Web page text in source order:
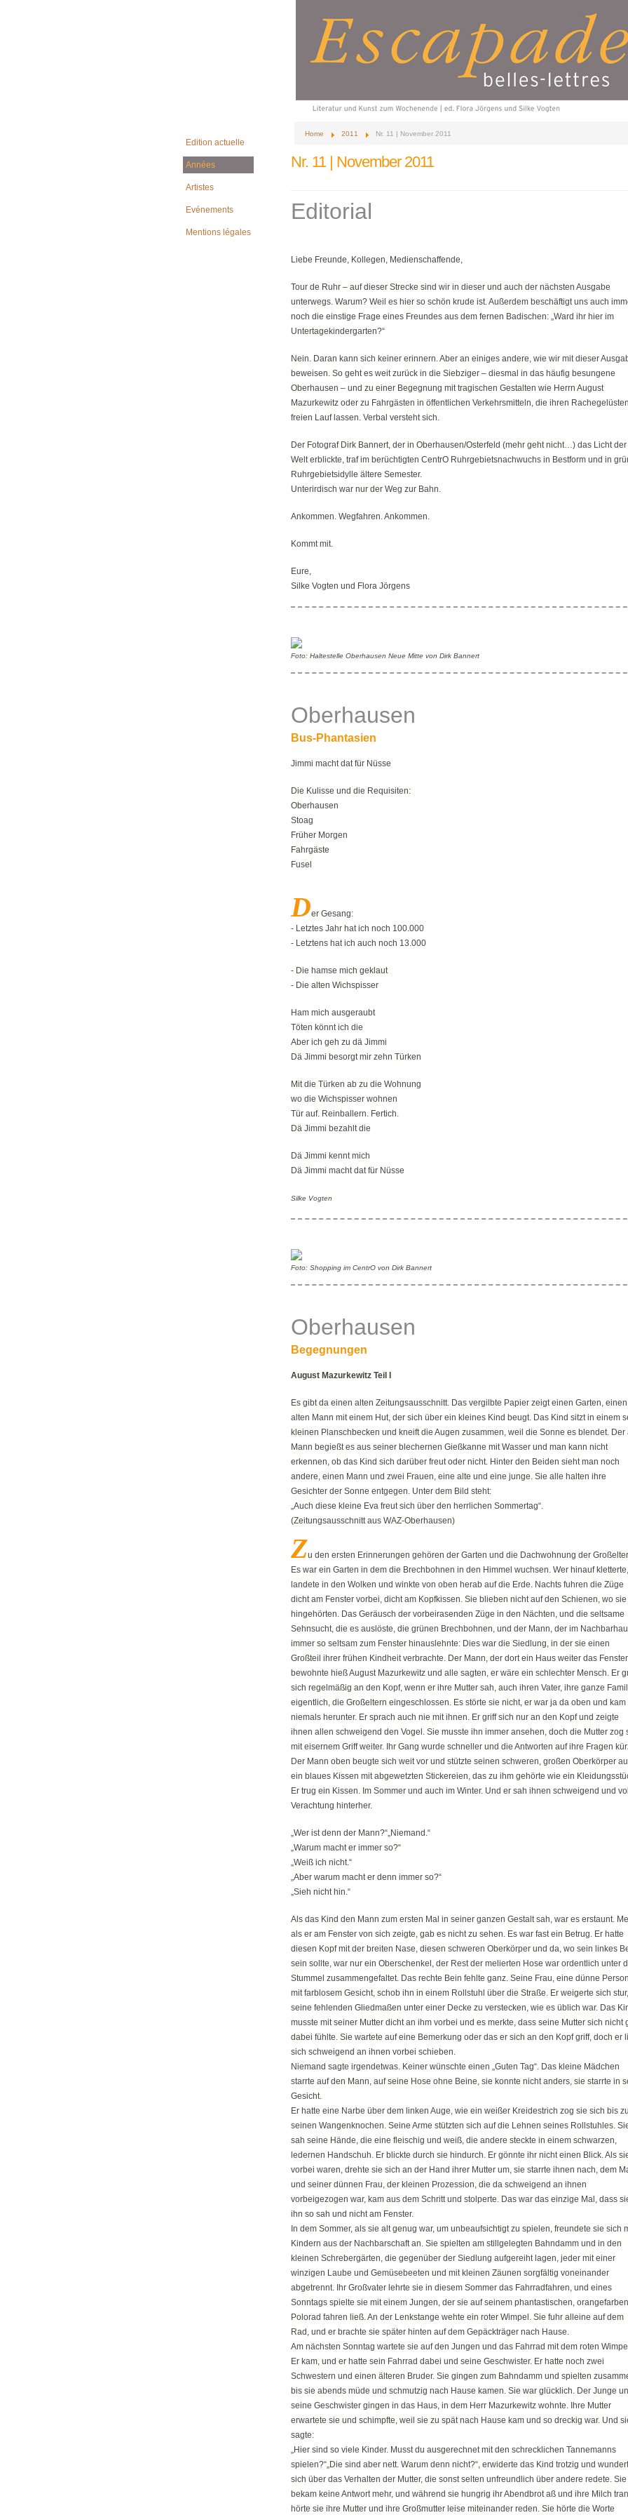
Home 2011 Nr. 11 | November 2011
Edition actuelle
Années
Artistes
Evénements
Mentions légales
Nr. 11 | November 2011
Editorial
Liebe Freunde, Kollegen, Medienschaffende,
Tour de Ruhr – auf dieser Strecke sind wir in dieser und auch der nächsten Ausgabe
unterwegs. Warum? Weil es hier so schön krude ist. Außerdem beschäftigt uns auch
noch die einstige Frage eines Freundes aus dem fernen Badischen: „Ward ihr hier im
Untertagekindergarten?“
Nein. Daran kann sich keiner erinnern. Aber an einiges andere, wie wir mit dieser
beweisen. So geht es weit zurück in die Siebziger – diesmal in das häufig besungene
Oberhausen – und zu einer Begegnung mit tragischen Gestalten wie Herrn August
Mazurkewitz oder zu Fahrgästen in öffentlichen Verkehrsmitteln, die ihren Rachegelüsten
freien Lauf lassen. Verbal versteht sich.
Der Fotograf Dirk Bannert, der in Oberhausen/Osterfeld (mehr geht nicht…) das Licht der
Welt erblickte, traf im berüchtigten CentrO Ruhrgebietsnachwuchs in Bestform und in
Ruhrgebietsidylle ältere Semester.
Unterirdisch war nur der Weg zur Bahn.
Ankommen. Wegfahren. Ankommen.
Kommt mit.
Eure,
Silke Vogten und Flora Jörgens
Foto: Haltestelle Oberhausen Neue Mitte von Dirk Bannert
Oberhausen
Bus-Phantasien
Jimmi macht dat für Nüsse
Die Kulisse und die Requisiten:
Oberhausen
Stoag
Früher Morgen
Fahrgäste
Fusel
Der Gesang:
- Letztes Jahr hat ich noch 100.000
- Letztens hat ich auch noch 13.000
- Die hamse mich geklaut
- Die alten Wichspisser
Ham mich ausgeraubt
Töten könnt ich die
Aber ich geh zu dä Jimmi
Dä Jimmi besorgt mir zehn Türken
Mit die Türken ab zu die Wohnung
wo die Wichspisser wohnen
Tür auf. Reinballern. Fertich.
Dä Jimmi bezahlt die
Dä Jimmi kennt mich
Dä Jimmi macht dat für Nüsse
Silke Vogten
Foto: Shopping im CentrO von Dirk Bannert
Oberhausen
Begegnungen
August Mazurkewitz Teil I
Es gibt da einen alten Zeitungsausschnitt. Das vergilbte Papier zeigt einen Garten, einen
alten Mann mit einem Hut, der sich über ein kleines Kind beugt. Das Kind sitzt in einem
kleinen Planschbecken und kneift die Augen zusammen, weil die Sonne es blendet. Der
Mann begießt es aus seiner blechernen Gießkanne mit Wasser und man kann nicht
erkennen, ob das Kind sich darüber freut oder nicht. Hinter den Beiden sieht man noch
andere, einen Mann und zwei Frauen, eine alte und eine junge. Sie alle halten ihre
Gesichter der Sonne entgegen. Unter dem Bild steht:
„Auch diese kleine Eva freut sich über den herrlichen Sommertag“.
(Zeitungsausschnitt aus WAZ-Oberhausen)
Zu den ersten Erinnerungen gehören der Garten und die Dachwohnung der
Es war ein Garten in dem die Brechbohnen in den Himmel wuchsen. Wer hinauf kletterte,
landete in den Wolken und winkte von oben herab auf die Erde. Nachts fuhren die Züge
dicht am Fenster vorbei, dicht am Kopfkissen. Sie blieben nicht auf den Schienen, wo sie
hingehörten. Das Geräusch der vorbeirasenden Züge in den Nächten, und die seltsame
Sehnsucht, die es auslöste, die grünen Brechbohnen, und der Mann, der im
immer so seltsam zum Fenster hinauslehnte: Dies war die Siedlung, in der sie einen
Großteil ihrer frühen Kindheit verbrachte. Der Mann, der dort ein Haus weiter das Fenster
bewohnte hieß August Mazurkewitz und alle sagten, er wäre ein schlechter Mensch. Er
sich regelmäßig an den Kopf, wenn er ihre Mutter sah, auch ihren Vater, ihre ganze
eigentlich, die Großeltern eingeschlossen. Es störte sie nicht, er war ja da oben und kam
niemals herunter. Er sprach auch nie mit ihnen. Er griff sich nur an den Kopf und zeigte
ihnen allen schweigend den Vogel. Sie musste ihn immer ansehen, doch die Mutter zog
mit eisernem Griff weiter. Ihr Gang wurde schneller und die Antworten auf ihre Fragen
Der Mann oben beugte sich weit vor und stützte seinen schweren, großen Oberkörper
ein blaues Kissen mit abgewetzten Stickereien, das zu ihm gehörte wie ein
Er trug ein Kissen. Im Sommer und auch im Winter. Und er sah ihnen schweigend und
Verachtung hinterher.
„Wer ist denn der Mann?“„Niemand.“
„Warum macht er immer so?“
„Weiß ich nicht.“
„Aber warum macht er denn immer so?“
„Sieh nicht hin.“
Als das Kind den Mann zum ersten Mal in seiner ganzen Gestalt sah, war es erstaunt.
als er am Fenster von sich zeigte, gab es nicht zu sehen. Es war fast ein Betrug. Er hatte
diesen Kopf mit der breiten Nase, diesen schweren Oberkörper und da, wo sein linkes
sein sollte, war nur ein Oberschenkel, der Rest der melierten Hose war ordentlich unter
Stummel zusammengefaltet. Das rechte Bein fehlte ganz. Seine Frau, eine dünne Person
mit farblosem Gesicht, schob ihn in einem Rollstuhl über die Straße. Er weigerte sich stur,
seine fehlenden Gliedmaßen unter einer Decke zu verstecken, wie es üblich war. Das
musste mit seiner Mutter dicht an ihm vorbei und es merkte, dass seine Mutter sich nicht
dabei fühlte. Sie wartete auf eine Bemerkung oder das er sich an den Kopf griff, doch er
sich schweigend an ihnen vorbei schieben.
Niemand sagte irgendetwas. Keiner wünschte einen „Guten Tag“. Das kleine Mädchen
starrte auf den Mann, auf seine Hose ohne Beine, sie konnte nicht anders, sie starrte in
Gesicht.
Er hatte eine Narbe über dem linken Auge, wie ein weißer Kreidestrich zog sie sich bis zu
seinen Wangenknochen. Seine Arme stützten sich auf die Lehnen seines Rollstuhles.
sah seine Hände, die eine fleischig und weiß, die andere steckte in einem schwarzen,
ledernen Handschuh. Er blickte durch sie hindurch. Er gönnte ihr nicht einen Blick. Als
vorbei waren, drehte sie sich an der Hand ihrer Mutter um, sie starrte ihnen nach, dem
und seiner dünnen Frau, der kleinen Prozession, die da schweigend an ihnen
vorbeigezogen war, kam aus dem Schritt und stolperte. Das war das einzige Mal, dass
ihn so sah und nicht am Fenster.
In dem Sommer, als sie alt genug war, um unbeaufsichtigt zu spielen, freundete sie sich
Kindern aus der Nachbarschaft an. Sie spielten am stillgelegten Bahndamm und in den
kleinen Schrebergärten, die gegenüber der Siedlung aufgereiht lagen, jeder mit einer
winzigen Laube und Gemüsebeeten und mit kleinen Zäunen sorgfältig voneinander
abgetrennt. Ihr Großvater lehrte sie in diesem Sommer das Fahrradfahren, und eines
Sonntags spielte sie mit einem Jungen, der sie auf seinem phantastischen,
Polorad fahren ließ. An der Lenkstange wehte ein roter Wimpel. Sie fuhr alleine auf dem
Rad, und er brachte sie später hinten auf dem Gepäckträger nach Hause.
Am nächsten Sonntag wartete sie auf den Jungen und das Fahrrad mit dem roten
Er kam, und er hatte sein Fahrrad dabei und seine Geschwister. Er hatte noch zwei
Schwestern und einen älteren Bruder. Sie gingen zum Bahndamm und spielten
bis sie abends müde und schmutzig nach Hause kamen. Sie war glücklich. Der Junge
seine Geschwister gingen in das Haus, in dem Herr Mazurkewitz wohnte. Ihre Mutter
erwartete sie und schimpfte, weil sie zu spät nach Hause kam und so dreckig war. Und
sagte:
„Hier sind so viele Kinder. Musst du ausgerechnet mit den schrecklichen Tannemanns
spielen?“„Die sind aber nett. Warum denn nicht?“, erwiderte das Kind trotzig und
sich über das Verhalten der Mutter, die sonst selten unfreundlich über andere redete. Sie
bekam keine Antwort mehr, und während sie hungrig ihr Abendbrot aß und ihre Milch
hörte sie ihre Mutter und ihre Großmutter leise miteinander reden. Sie hörte die Worte